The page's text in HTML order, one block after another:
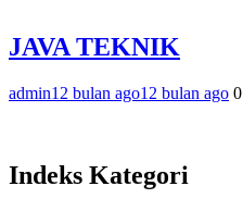
JAVA TEKNIK
admin12 bulan ago12 bulan ago 0
Indeks Kategori